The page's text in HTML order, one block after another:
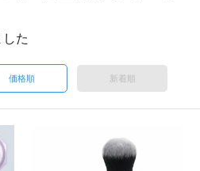
た
価格順 新着順